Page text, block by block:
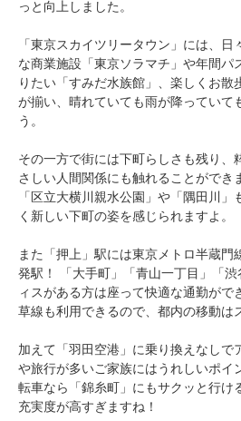
っと向上しました。
「東京スカイツリータウン」には、日
な商業施設「東京ソラマチ」や年間パ
りたい「すみだ水族館」、楽しくお散
が揃い、晴れていても雨が降っていて
う。
その一方で街には下町らしさも残り、
さしい人間関係にも触れることができ
「区立大横川親水公園」や「隅田川
く新しい下町の姿を感じられますよ。
また「押上」駅には東京メトロ半蔵門
発駅！ 「大手町」「青山一丁目」「
ィスがある方は座って快適な通勤がで
草線も利用できるので、都内の移動は
加えて「羽田空港」に乗り換えなしで
や旅行が多いご家族にはうれしいポイ
転車なら「錦糸町」にもサクッと行け
充実度が高すぎますね！